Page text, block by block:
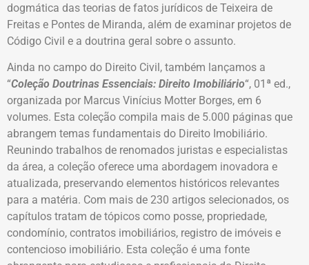
dogmática das teorias de fatos jurídicos de Teixeira de
Freitas e Pontes de Miranda, além de examinar projetos de
Código Civil e a doutrina geral sobre o assunto.
Ainda no campo do Direito Civil, também lançamos a
“Coleção Doutrinas Essenciais: Direito Imobiliário“, 01ª ed.,
organizada por Marcus Vinícius Motter Borges, em 6
volumes. Esta coleção compila mais de 5.000 páginas que
abrangem temas fundamentais do Direito Imobiliário.
Reunindo trabalhos de renomados juristas e especialistas
da área, a coleção oferece uma abordagem inovadora e
atualizada, preservando elementos históricos relevantes
para a matéria. Com mais de 230 artigos selecionados, os
capítulos tratam de tópicos como posse, propriedade,
condomínio, contratos imobiliários, registro de imóveis e
contencioso imobiliário. Esta coleção é uma fonte